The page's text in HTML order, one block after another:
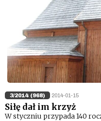
3/2014 (968) 2014-01-15
Siłę dał im krzyż
W styczniu przypada 140